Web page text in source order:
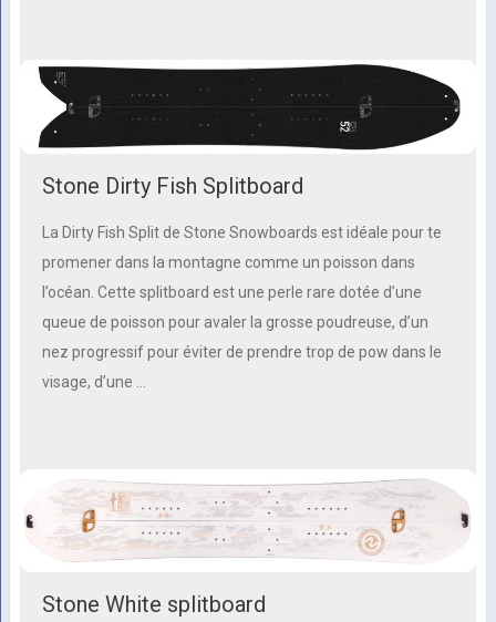
Stone Dirty Fish Splitboard
La Dirty Fish Split de Stone Snowboards est idéale pour te
promener dans la montagne comme un poisson dans
l’océan. Cette splitboard est une perle rare dotée d’une
queue de poisson pour avaler la grosse poudreuse, d’un
nez progressif pour éviter de prendre trop de pow dans le
visage, d’une …
Stone White splitboard